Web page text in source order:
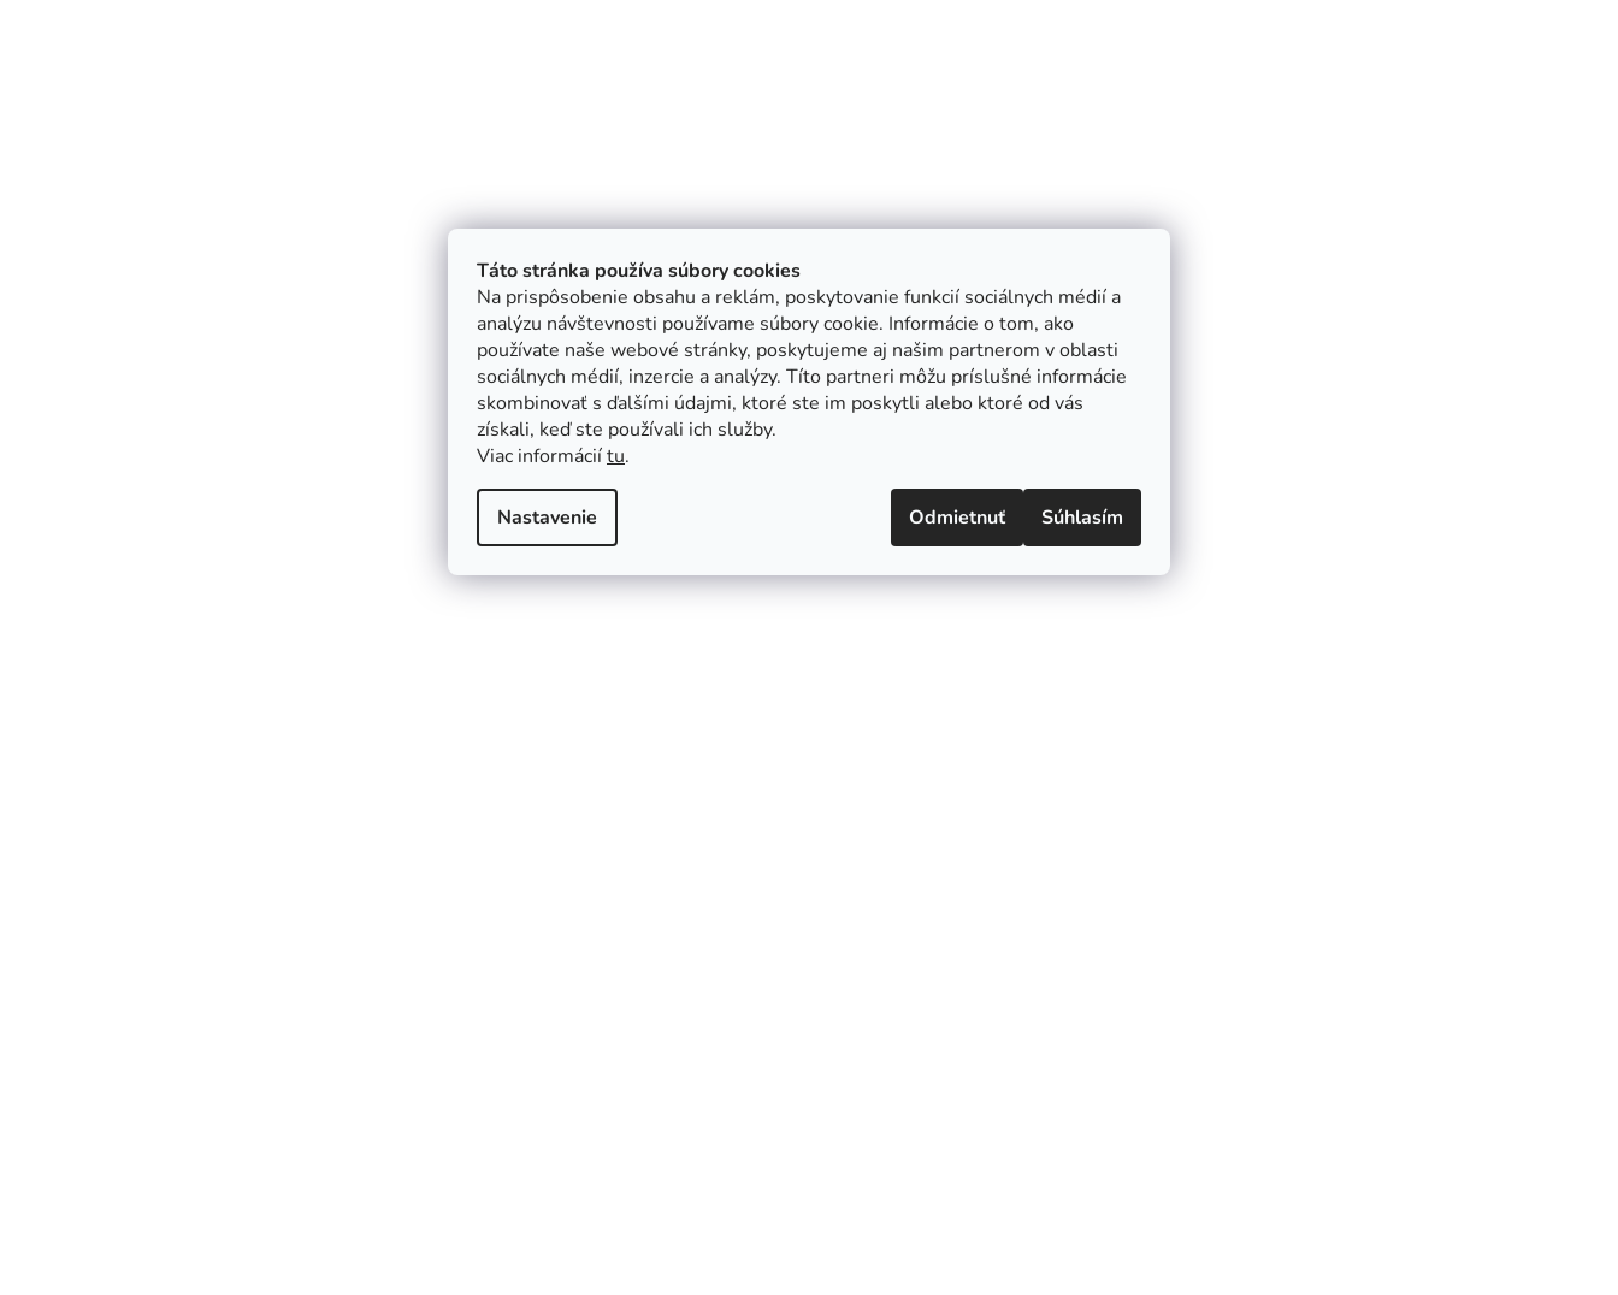
Táto stránka používa súbory cookies
Na prispôsobenie obsahu a reklám, poskytovanie funkcií sociálnych médií a
analýzu návštevnosti používame súbory cookie. Informácie o tom, ako
používate naše webové stránky, poskytujeme aj našim partnerom v oblasti
sociálnych médií, inzercie a analýzy. Títo partneri môžu príslušné informácie
skombinovať s ďalšími údajmi, ktoré ste im poskytli alebo ktoré od vás
získali, keď ste používali ich služby.
Viac informáciítu.
Nastavenie Odmietnuť Súhlasím